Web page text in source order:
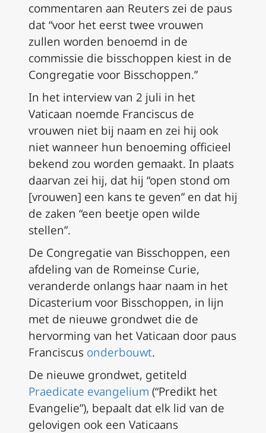
commentaren aan Reuters zei de paus
dat “voor het eerst twee vrouwen
zullen worden benoemd in de
commissie die bisschoppen kiest in de
Congregatie voor Bisschoppen.”
In het interview van 2 juli in het
Vaticaan noemde Franciscus de
vrouwen niet bij naam en zei hij ook
niet wanneer hun benoeming officieel
bekend zou worden gemaakt. In plaats
daarvan zei hij, dat hij “open stond om
[vrouwen] een kans te geven” en dat hij
de zaken “een beetje open wilde
stellen”.
De Congregatie van Bisschoppen, een
afdeling van de Romeinse Curie,
veranderde onlangs haar naam in het
Dicasterium voor Bisschoppen, in lijn
met de nieuwe grondwet die de
hervorming van het Vaticaan door paus
Franciscus onderbouwt.
De nieuwe grondwet, getiteld
Praedicate evangelium (“Predikt het
Evangelie”), bepaalt dat elk lid van de
gelovigen ook een Vaticaans